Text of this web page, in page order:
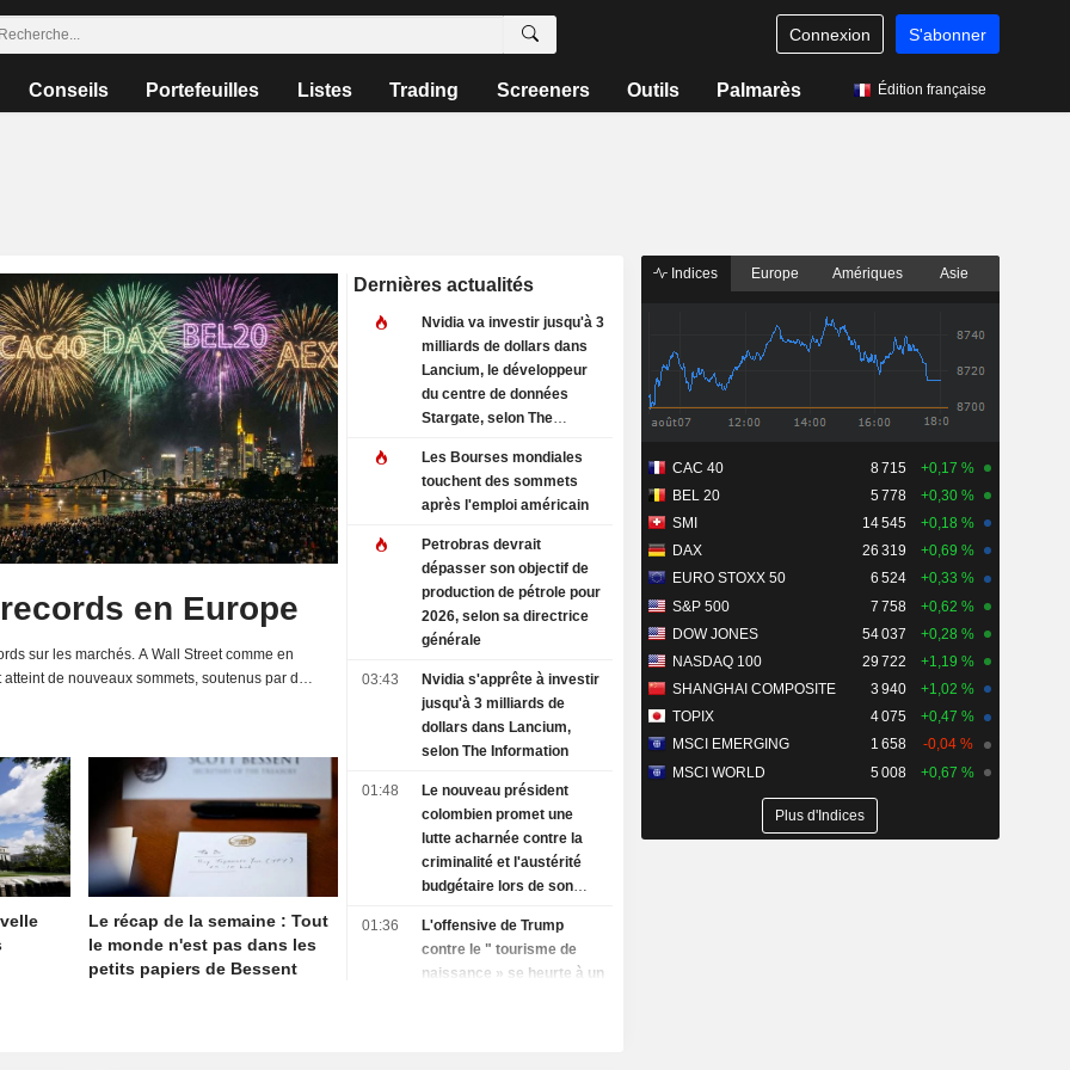
Connexion S'abonner
Conseils Portefeuilles Listes Trading Screeners Outils Palmarès Édition française
en Europe
sur les marchés. A Wall Street comme en
de nouveaux sommets, soutenus par de
Le récap de la semaine : Tout
le monde n'est pas dans les
petits papiers de Bessent
Dernières actualités
Nvidia va investir jusqu'à 3
milliards de dollars dans
Lancium, le développeur
du centre de données
Stargate, selon The
Les Bourses mondiales
touchent des sommets
après l'emploi américain
Petrobras devrait
dépasser son objectif de
production de pétrole pour
2026, selon sa directrice
générale
03:43
Nvidia s'apprête à investir
jusqu'à 3 milliards de
dollars dans Lancium,
selon The Information
01:48
Le nouveau président
colombien promet une
lutte acharnée contre la
criminalité et l'austérité
budgétaire lors de son
01:36
L'offensive de Trump
contre le " tourisme de
naissance » se heurte à un
Indices Europe Amériques Asie
CAC 40 8 715
+0,17 %
BEL 20
5 778
+0,30 %
SMI
14 545
+0,18 %
DAX
26 319
+0,69 %
EURO STOXX 50
6 524
+0,33 %
S&P 500
7 758
+0,62 %
DOW JONES
54 037
+0,28 %
NASDAQ 100
29 722
+1,19 %
SHANGHAI COMPOSITE
3 940
+1,02 %
TOPIX
4 075
+0,47 %
MSCI EMERGING
1 658
-0,04 %
MSCI WORLD
5 008 +0,67 %
Plus d'Indices